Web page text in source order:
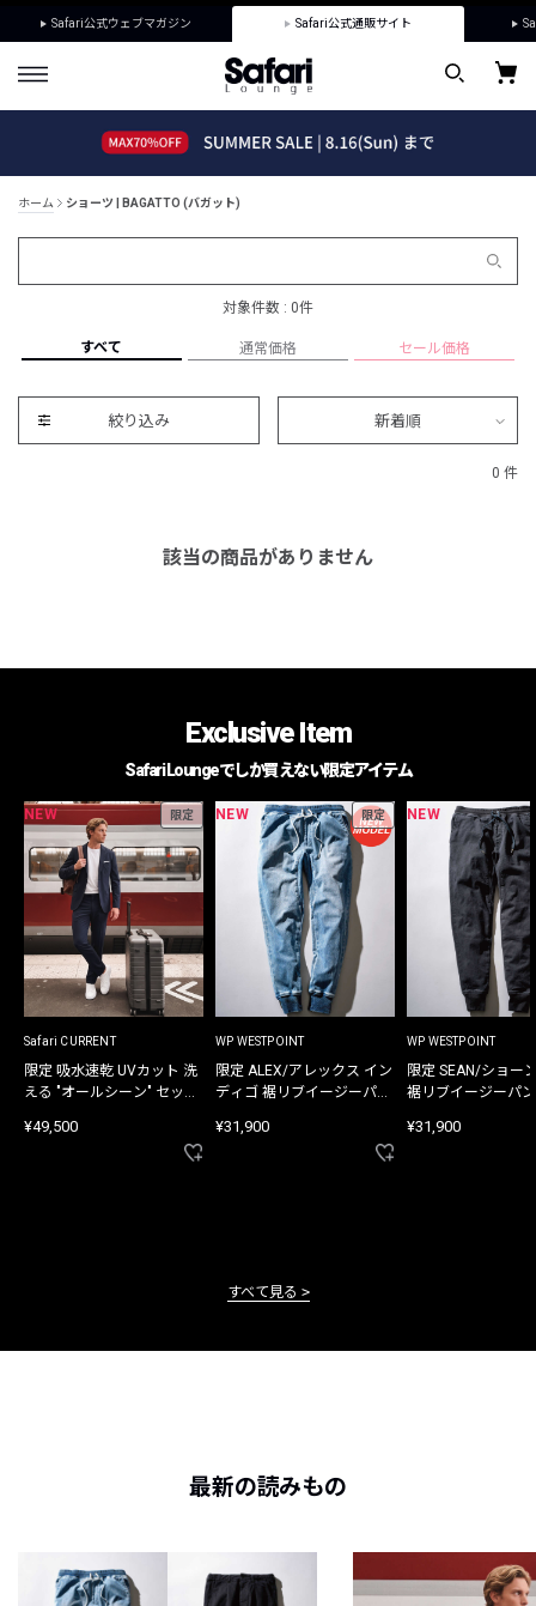
Safari公式ウェブマガジン Safari公式通販サイト
ホーム ショーツ | BAGATTO (バガット)
対象件数 : 0件
すべて 通常価格 セール価格
絞り込み 新着順
0 件
該当の商品がありません
Exclusive Item
Safari Loungeでしか買えない限定アイテム
NEW 限定
Safari CURRENT
限定 吸水速乾 UVカット 洗
える "オールシーン" セット
¥49,500
NEW 限定
WP WESTPOINT
限定 ALEX/アレックス イン
ディゴ 裾リブイージーパン
¥31,900
NEW
WP WESTPOINT
限定 SEAN/ショー
裾リブイージーパ
¥31,900
すべて見る
最新の読みもの